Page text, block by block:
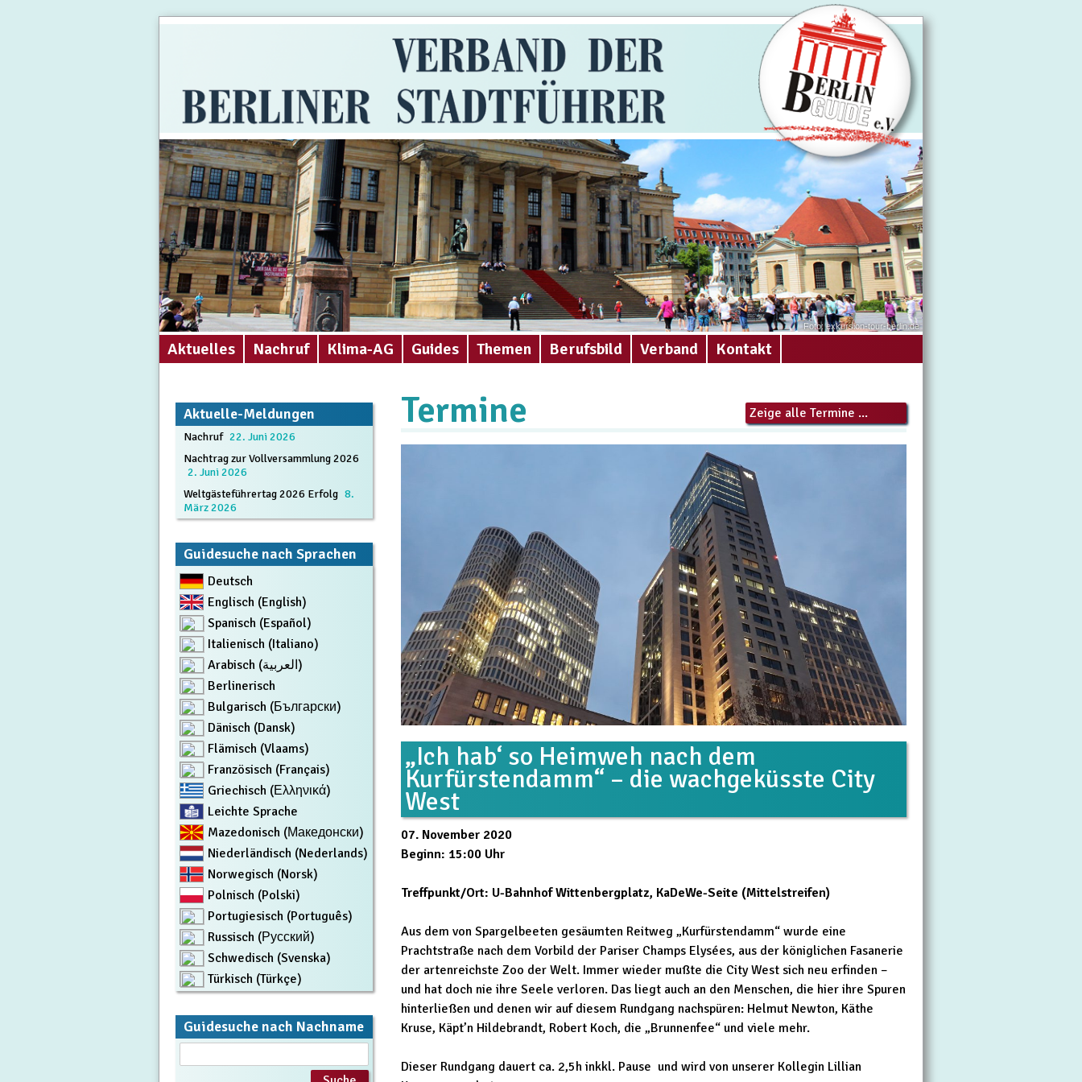
Foto: exkursion-tour-berlin.de
Aktuelles Nachruf Klima-AG Guides Themen Berufsbild Verband Kontakt
Termine Zeige alle Termine ...
„Ich hab‘ so Heimweh nach dem
Kurfürstendamm“ – die wachgeküsste City
West
07. November 2020
Beginn: 15:00 Uhr
Treffpunkt/Ort: U-Bahnhof Wittenbergplatz, KaDeWe-Seite (Mittelstreifen)
Aus dem von Spargelbeeten gesäumten Reitweg „Kurfürstendamm“ wurde eine
Prachtstraße nach dem Vorbild der Pariser Champs Elysées, aus der königlichen Fasanerie
der artenreichste Zoo der Welt. Immer wieder mußte die City West sich neu erfinden –
und hat doch nie ihre Seele verloren. Das liegt auch an den Menschen, die hier ihre Spuren
hinterließen und denen wir auf diesem Rundgang nachspüren: Helmut Newton, Käthe
Kruse, Käpt’n Hildebrandt, Robert Koch, die „Brunnenfee“ und viele mehr.
Dieser Rundgang dauert ca. 2,5h inkkl. Pause und wird von unserer Kollegin Lillian
Aktuelle-Meldungen
Nachruf 22. Juni 2026
Nachtrag zur Vollversammlung 2026
2. Juni 2026
Weltgästeführertag 2026 Erfolg 8.
März 2026
Guidesuche nach Sprachen
Deutsch
Englisch (English)
Spanisch (Español)
Italienisch (Italiano)
Arabisch (العربية)
Berlinerisch
Bulgarisch (Български)
Dänisch (Dansk)
Flämisch (Vlaams)
Französisch (Français)
Griechisch (Ελληνικά)
Leichte Sprache
Mazedonisch (Македонски)
Niederländisch (Nederlands)
Norwegisch (Norsk)
Polnisch (Polski)
Portugiesisch (Português)
Russisch (Русский)
Schwedisch (Svenska)
Türkisch (Türkçe)
Guidesuche nach Nachname